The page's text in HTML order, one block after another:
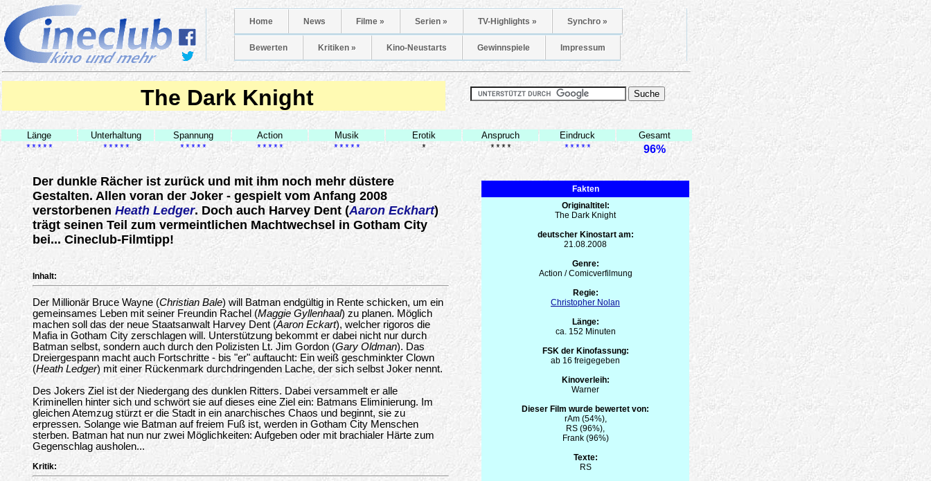
Home News Filme » Serien » TV-Highlights » Synchro »
Bewerten Kritiken » Kino-Neustarts Gewinnspiele Impressum
The Dark Knight
Länge Unterhaltung Spannung Action Musik Erotik Anspruch Eindruck
Gesamt
*****
***** ***** ***** ***** * **** ***** 96%
Der dunkle Rächer ist zurück und mit ihm noch mehr düstere
Gestalten. Allen voran der Joker - gespielt vom Anfang 2008
verstorbenen Heath Ledger. Doch auch Harvey Dent (Aaron Eckhart)
trägt seinen Teil zum vermeintlichen Machtwechsel in Gotham City
bei... Cineclub-Filmtipp!
Inhalt:
Der Millionär Bruce Wayne (Christian Bale) will Batman endgültig in Rente schicken, um ein
gemeinsames Leben mit seiner Freundin Rachel (Maggie Gyllenhaal) zu planen. Möglich
machen soll das der neue Staatsanwalt Harvey Dent (Aaron Eckart), welcher rigoros die
Mafia in Gotham City zerschlagen will. Unterstützung bekommt er dabei nicht nur durch
Batman selbst, sondern auch durch den Polizisten Lt. Jim Gordon (Gary Oldman). Das
Dreiergespann macht auch Fortschritte - bis "er" auftaucht: Ein weiß geschminkter Clown
(Heath Ledger) mit einer Rückenmark durchdringenden Lache, der sich selbst Joker nennt.
Des Jokers Ziel ist der Niedergang des dunklen Ritters. Dabei versammelt er alle
Kriminellen hinter sich und schwört sie auf dieses eine Ziel ein: Batmans Eliminierung. Im
gleichen Atemzug stürzt er die Stadt in ein anarchisches Chaos und beginnt, sie zu
erpressen. Solange wie Batman auf freiem Fuß ist, werden in Gotham City Menschen
sterben. Batman hat nun nur zwei Möglichkeiten: Aufgeben oder mit brachialer Härte zum
Gegenschlag ausholen...
Kritik:
Fakten
Originaltitel:
The Dark Knight
deutscher Kinostart am:
21.08.2008
Genre:
Action / Comicverfilmung
Regie:
Christopher Nolan
Länge:
ca. 152 Minuten
FSK der Kinofassung:
ab 16 freigegeben
Kinoverleih:
Warner
Dieser Film wurde bewertet von:
rAm (54%),
RS (96%),
Frank (96%)
Texte:
RS